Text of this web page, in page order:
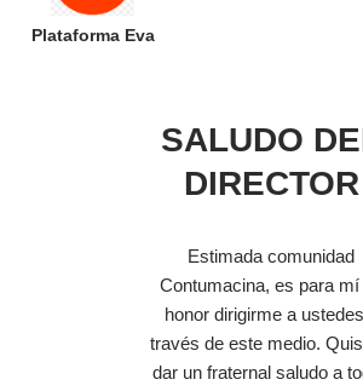
Plataforma Eva
SALUDO
DIRECTOR
Estimada comunidad
Contumacina, es para mí
honor dirigirme a
través de este medio.
dar un fraternal saludo a